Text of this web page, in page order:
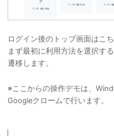
ログイン後のトップ画面はこち
まず最初に利用方法を選択す
遷移します。
※ここからの操作デモは、
Googleクロームで行います。